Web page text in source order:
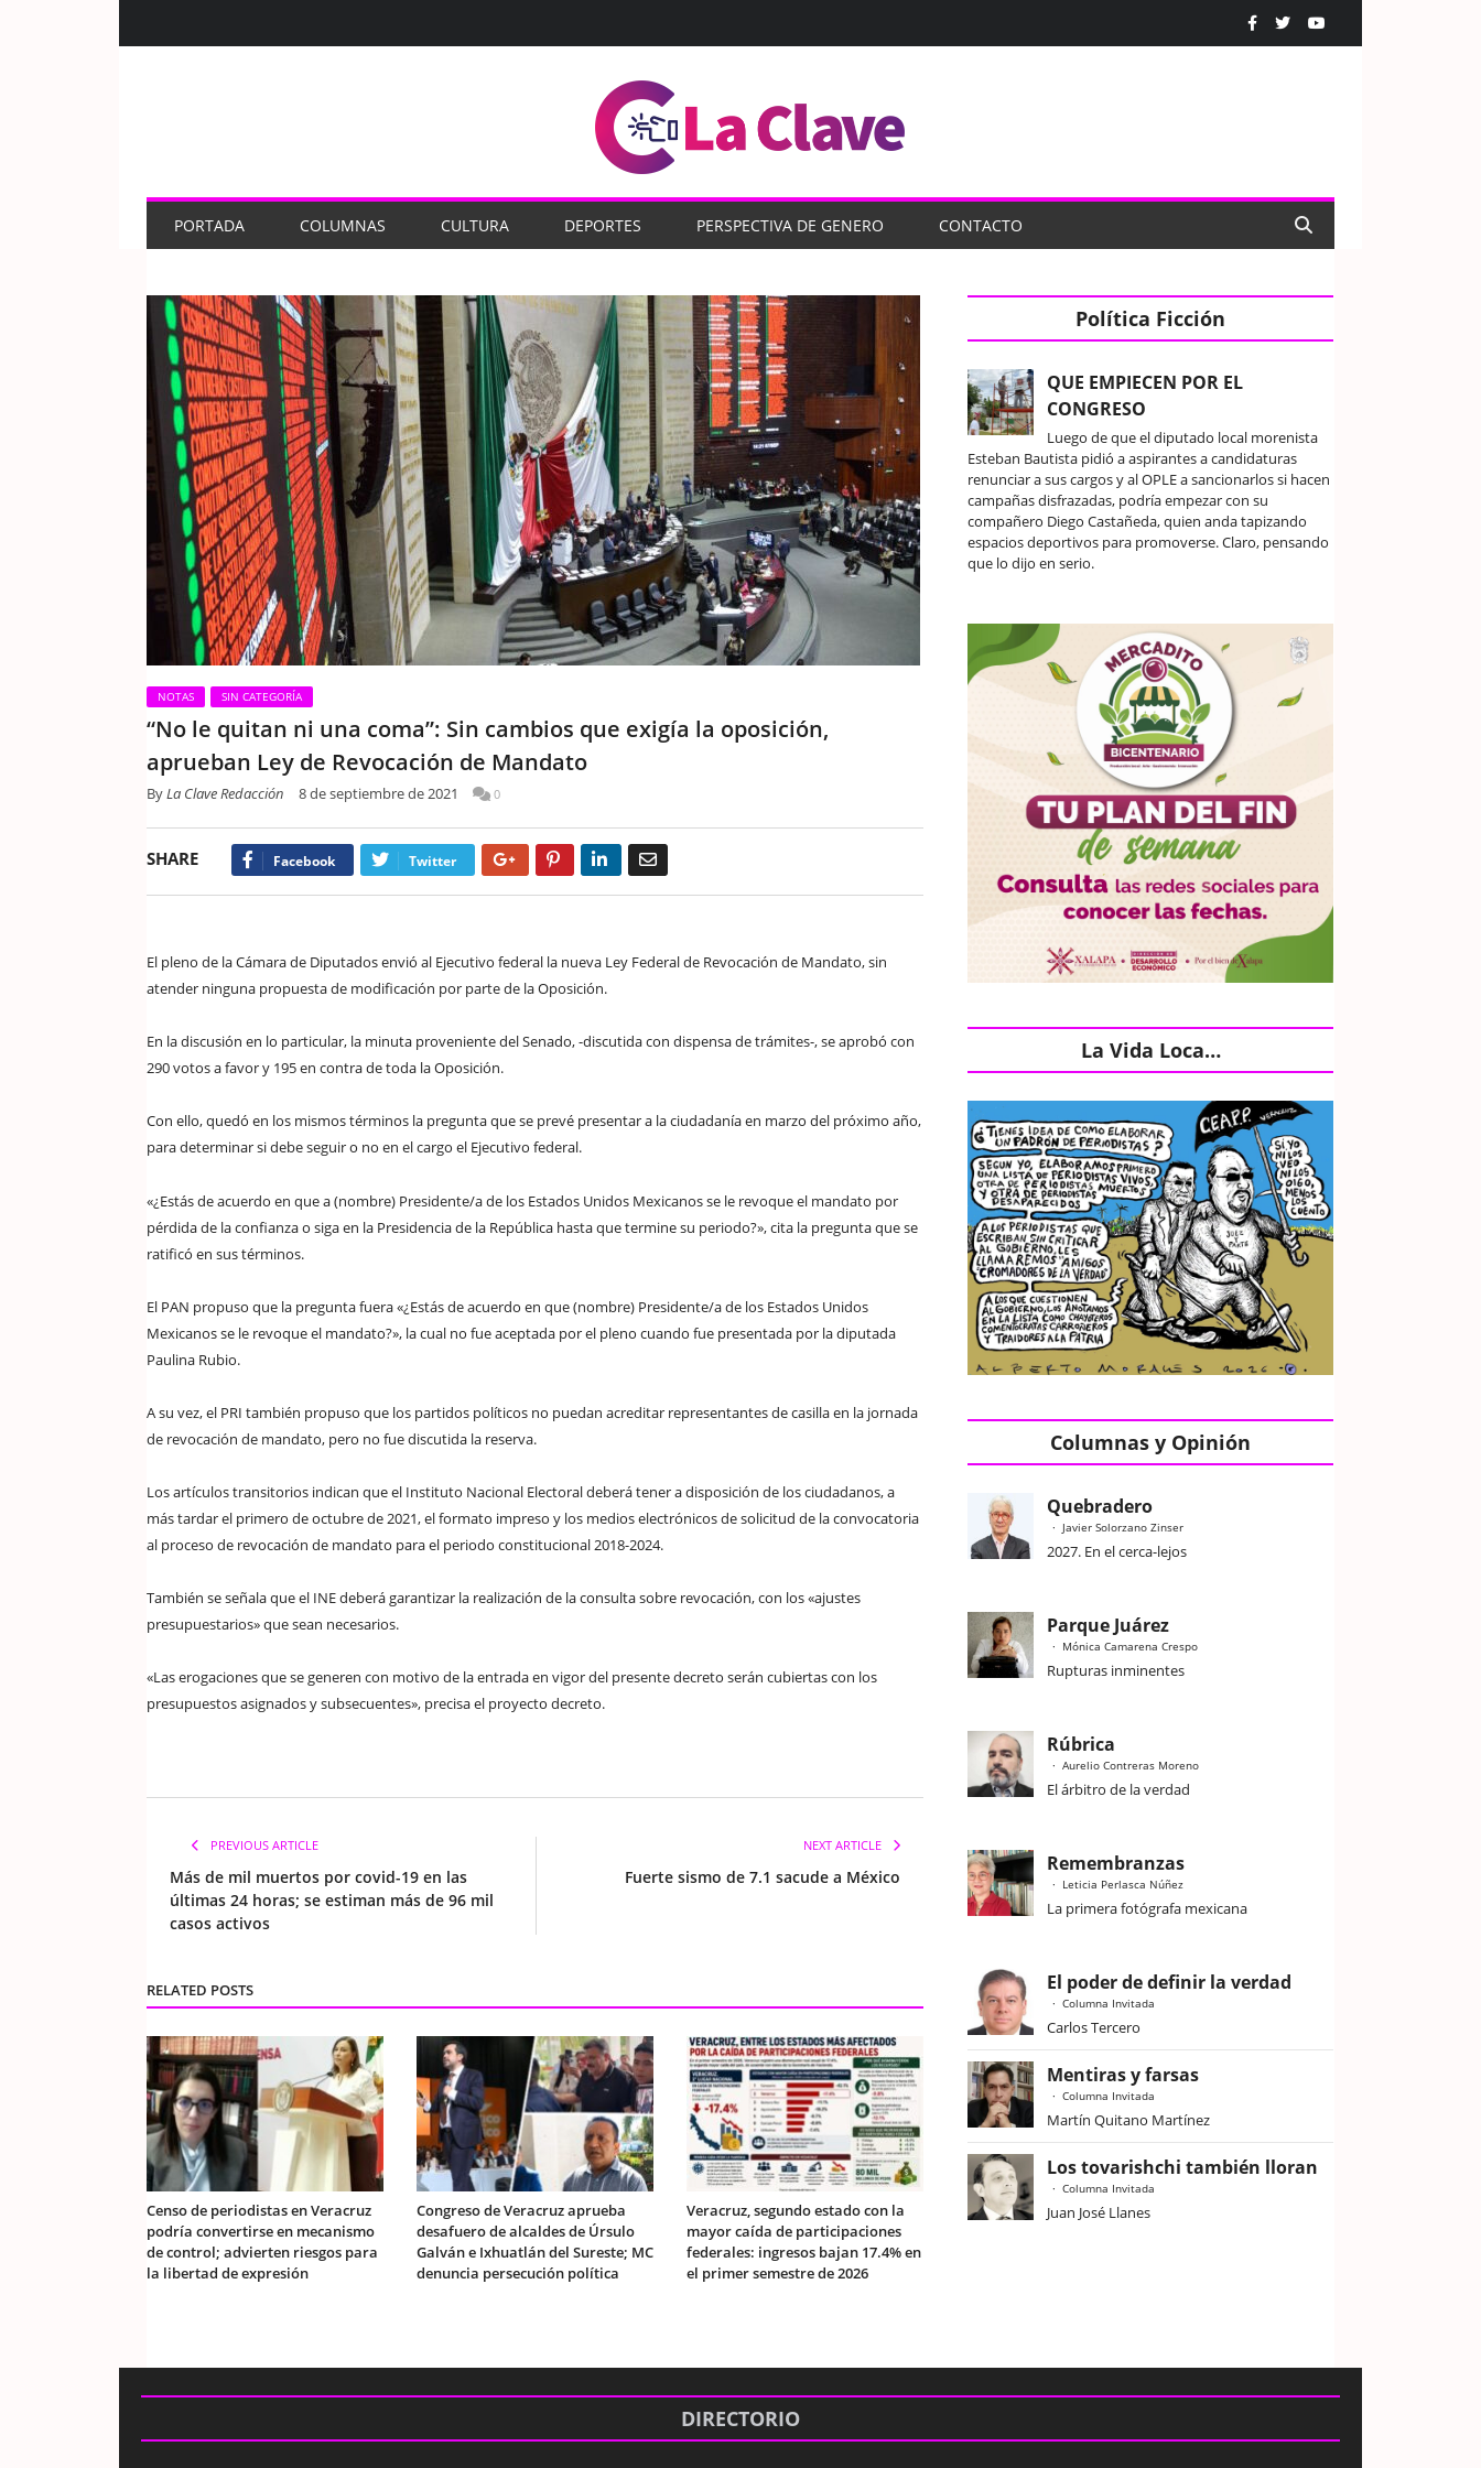
PORTADA COLUMNAS CULTURA DEPORTES PERSPECTIVA DE GENERO CONTACTO
NOTAS SIN CATEGORÍA
“No le quitan ni una coma”: Sin cambios que exigía la oposición,
aprueban Ley de Revocación de Mandato
ByLa Clave Redacción 8 de septiembre de 2021 0
SHARE Facebook Twitter Google+ Pinterest LinkedIn
El pleno de la Cámara de Diputados envió al Ejecutivo federal la nueva Ley Federal de Revocación de Mandato, sin
atender ninguna propuesta de modificación por parte de la Oposición.
En la discusión en lo particular, la minuta proveniente del Senado, -discutida con dispensa de trámites-, se aprobó con
290 votos a favor y 195 en contra de toda la Oposición.
Con ello, quedó en los mismos términos la pregunta que se prevé presentar a la ciudadanía en marzo del próximo año,
para determinar si debe seguir o no en el cargo el Ejecutivo federal.
«¿Estás de acuerdo en que a (nombre) Presidente/a de los Estados Unidos Mexicanos se le revoque el mandato por
pérdida de la confianza o siga en la Presidencia de la República hasta que termine su periodo?», cita la pregunta que se
ratificó en sus términos.
El PAN propuso que la pregunta fuera «¿Estás de acuerdo en que (nombre) Presidente/a de los Estados Unidos
Mexicanos se le revoque el mandato?», la cual no fue aceptada por el pleno cuando fue presentada por la diputada
Paulina Rubio.
A su vez, el PRI también propuso que los partidos políticos no puedan acreditar representantes de casilla en la jornada
de revocación de mandato, pero no fue discutida la reserva.
Los artículos transitorios indican que el Instituto Nacional Electoral deberá tener a disposición de los ciudadanos, a
más tardar el primero de octubre de 2021, el formato impreso y los medios electrónicos de solicitud de la convocatoria
al proceso de revocación de mandato para el periodo constitucional 2018-2024.
También se señala que el INE deberá garantizar la realización de la consulta sobre revocación, con los «ajustes
presupuestarios» que sean necesarios.
«Las erogaciones que se generen con motivo de la entrada en vigor del presente decreto serán cubiertas con los
presupuestos asignados y subsecuentes», precisa el proyecto decreto.
PREVIOUS ARTICLE
Más de mil muertos por covid-19 en las
últimas 24 horas; se estiman más de 96 mil
casos activos
NEXT ARTICLE
Fuerte sismo de 7.1 sacude a México
RELATED POSTS
Censo de periodistas en Veracruz
podría convertirse en mecanismo
de control; advierten riesgos para
la libertad de expresión
Congreso de Veracruz aprueba
desafuero de alcaldes de Úrsulo
Galván e Ixhuatlán del Sureste; MC
denuncia persecución política
Veracruz, segundo estado con la
mayor caída de participaciones
federales: ingresos bajan 17.4% en
el primer semestre de 2026
Política Ficción
QUE EMPIECEN POR EL
CONGRESO
Luego de que el diputado local morenista
Esteban Bautista pidió a aspirantes a candidaturas
renunciar a sus cargos y al OPLE a sancionarlos si hacen
campañas disfrazadas, podría empezar con su
compañero Diego Castañeda, quien anda tapizando
espacios deportivos para promoverse. Claro, pensando
que lo dijo en serio.
La Vida Loca…
Columnas y Opinión
Quebradero
Javier Solorzano Zinser
2027. En el cerca-lejos
Parque Juárez
Mónica Camarena Crespo
Rupturas inminentes
Rúbrica
Aurelio Contreras Moreno
El árbitro de la verdad
Remembranzas
Leticia Perlasca Núñez
La primera fotógrafa mexicana
El poder de definir la verdad
Columna Invitada
Carlos Tercero
Mentiras y farsas
Columna Invitada
Martín Quitano Martínez
Los tovarishchi también lloran
Columna Invitada
Juan José Llanes
DIRECTORIO